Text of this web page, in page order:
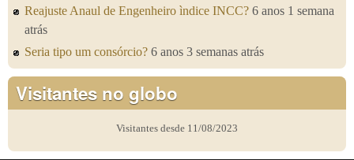
Reajuste Anaul de Engenheiro ìndice INCC? 6 anos 1 semana
atrás
Seria tipo um consórcio? 6 anos 3 semanas atrás
Visitantes no globo
Visitantes desde 11/08/2023